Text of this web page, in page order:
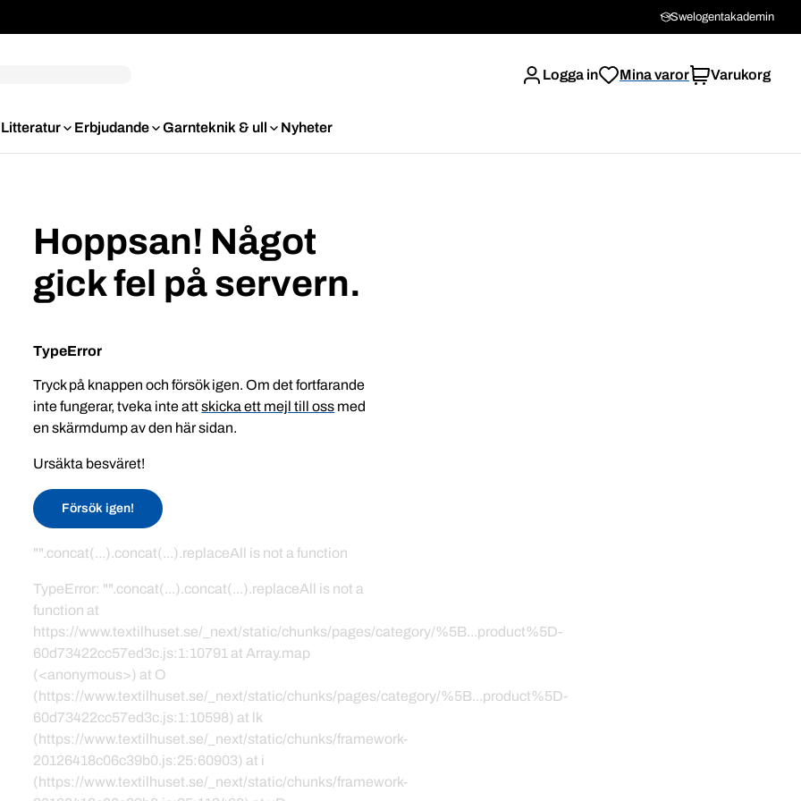
Swelogentakademin
Logga in Mina varor Varukorg
Litteratur Erbjudande Garnteknik & ull Nyheter
Hoppsan! Något
gick fel på servern.
TypeError
Tryck på knappen och försök igen. Om det fortfarande
inte fungerar, tveka inte attskicka ett mejl till oss med
en skärmdump av den här sidan.
Ursäkta besväret!
Försök igen!
"".concat(...).concat(...).replaceAll is not a function
TypeError: "".concat(...).concat(...).replaceAll is not a
function at
https://www.textilhuset.se/_next/static/chunks/pages/category/%5B...product%5D-
60d73422cc57ed3c.js:1:10791 at Array.map
(<anonymous>) at O
(https://www.textilhuset.se/_next/static/chunks/pages/category/%5B...product%5D-
60d73422cc57ed3c.js:1:10598) at lk
(https://www.textilhuset.se/_next/static/chunks/framework-
20126418c06c39b0.js:25:60903) at i
(https://www.textilhuset.se/_next/static/chunks/framework-